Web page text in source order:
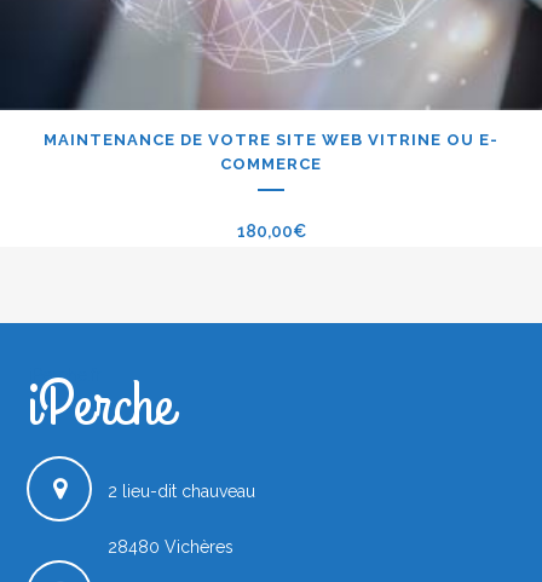
MAINTENANCE DE VOTRE SITE WEB VITRINE OU E-
COMMERCE
180,00€
iPerche.fr
iPerche
2 lieu-dit chauveau
28480 Vichères